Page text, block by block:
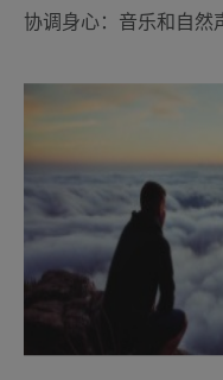
协调身心：音乐和自然